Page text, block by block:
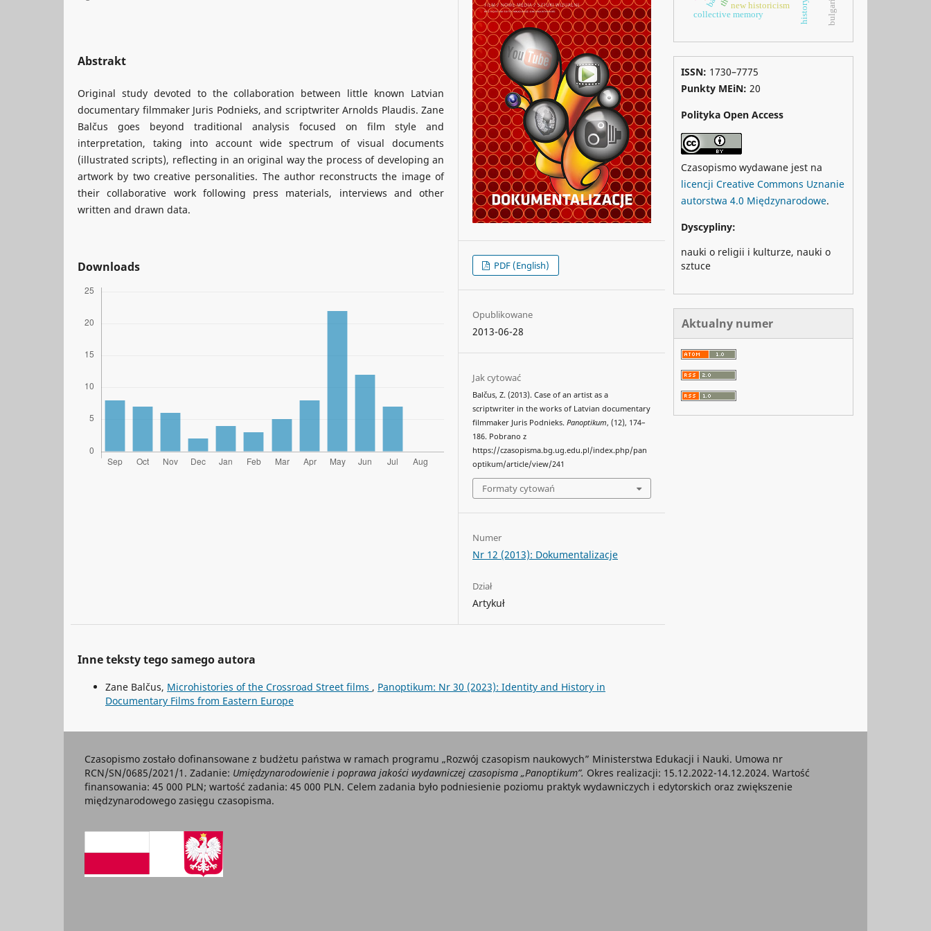
Abstrakt
Original study devoted to the collaboration between little known Latvian
documentary filmmaker Juris Podnieks, and scriptwriter Arnolds Plaudis. Zane
Balčus goes beyond traditional analysis focused on film style and
interpretation, taking into account wide spectrum of visual documents
(illustrated scripts), reflecting in an original way the process of developing an
artwork by two creative personalities. The author reconstructs the image of
their collaborative work following press materials, interviews and other
written and drawn data.
Downloads PDF (English)
Opublikowane
2013-06-28
Jak cytować
Balčus, Z. (2013). Case of an artist as a
scriptwriter in the works of Latvian documentary
filmmaker Juris Podnieks.Panoptikum, (12), 174–
186. Pobrano z
https://czasopisma.bg.ug.edu.pl/index.php/pan
optikum/article/view/241
Formaty cytowań
Numer
Nr 12 (2013): Dokumentalizacje
Dział
Artykuł
Inne teksty tego samego autora
Zane Balčus, Microhistories of the Crossroad Street films , Panoptikum: Nr 30 (2023): Identity and History in
Documentary Films from Eastern Europe
new historicism
collective memory history bulgaria
ISSN: 1730–7775
Punkty MEiN: 20
Polityka Open Access
Czasopismo wydawane jest na
licencji Creative Commons Uznanie
autorstwa 4.0 Międzynarodowe.
Dyscypliny:
nauki o religii i kulturze, nauki o
sztuce
Aktualny numer
Czasopismo zostało dofinansowane z budżetu państwa w ramach programu „Rozwój czasopism naukowych” Ministerstwa Edukacji i Nauki. Umowa nr
RCN/SN/0685/2021/1. Zadanie: Umiędzynarodowienie i poprawa jakości wydawniczej czasopisma „Panoptikum”. Okres realizacji: 15.12.2022-14.12.2024. Wartość
finansowania: 45 000 PLN; wartość zadania: 45 000 PLN. Celem zadania było podniesienie poziomu praktyk wydawniczych i edytorskich oraz zwiększenie
międzynarodowego zasięgu czasopisma.